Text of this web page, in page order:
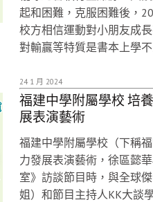
起和困難，克服困難後，
校方相信運動對小朋友成
對輸贏等特質是書本上學不
24 1 月 2024
福建中學附屬學校 培
展表演藝術
福建中學附屬學校（下稱
力發展表演藝術，徐區懿
室》訪談節目時，與全球
姐）和節目主持人KK大談